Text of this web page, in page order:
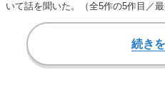
いて話を聞いた。（全5作の5作目
都。仏教…
続き